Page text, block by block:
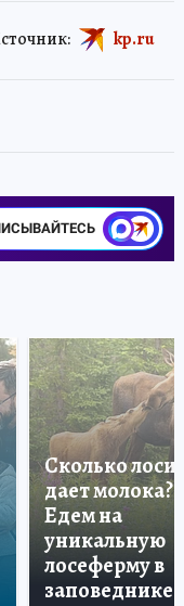
kp.ru
Сколько лосиха
дает молока?
Едем на
уникальную
лосеферму в
заповеднике!